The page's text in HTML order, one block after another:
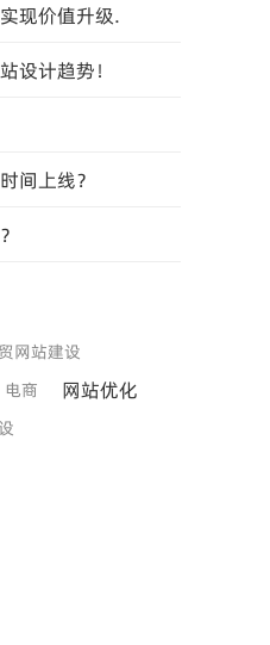
现价值升级.
设计趋势！
间上线？
网站建设
电商 网站优化